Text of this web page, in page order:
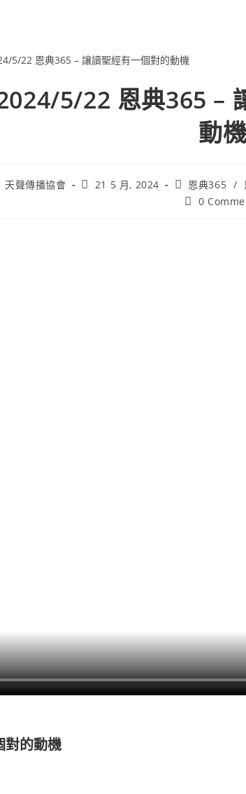
5/22 恩典365 –
動
天聲傳播協會 21 5 月, 2024 恩典365 /
0
對的動機